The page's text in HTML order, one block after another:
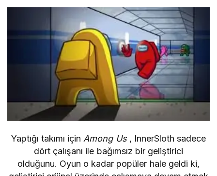
Yaptığı takımı için Among Us, InnerSloth sadece
dört çalışanı ile bağımsız bir geliştirici
olduğunu. Oyun o kadar popüler hale geldi ki,